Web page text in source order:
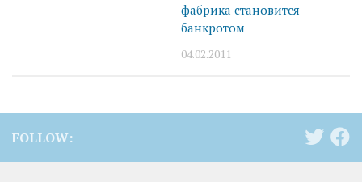
фабрика становится
банкротом
04.02.2011
FOLLOW: